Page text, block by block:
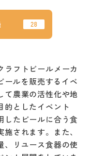
ラフトビールメーカ
ールを販売するイベ
て農業の活性化や地
的としたイベント
したビールに合う食
されます。また、
、リユース食器の使
フィルムコミ
ッション
フォトダウン
ロード
パンフレット
ダウンロード
お問い合わせ